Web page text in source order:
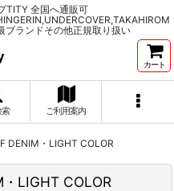
TITY 全国へ通販可
ブランドその他正規取り扱い
カート
索 ご利用案内
DENIM・LIGHT COLOR
LIGHT COLOR